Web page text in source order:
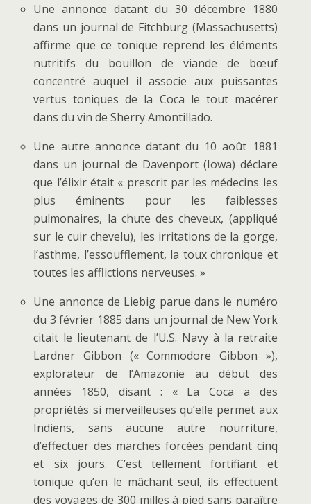
Une annonce datant du 30 décembre 1880
dans un journal de Fitchburg (Massachusetts)
affirme que ce tonique reprend les éléments
nutritifs du bouillon de viande de bœuf
concentré auquel il associe aux puissantes
vertus toniques de la Coca le tout macérer
dans du vin de Sherry Amontillado.
Une autre annonce datant du 10 août 1881
dans un journal de Davenport (Iowa) déclare
que l’élixir était « prescrit par les médecins les
plus éminents pour les faiblesses
pulmonaires, la chute des cheveux, (appliqué
sur le cuir chevelu), les irritations de la gorge,
l’asthme, l’essoufflement, la toux chronique et
toutes les afflictions nerveuses. »
Une annonce de Liebig parue dans le numéro
du 3 février 1885 dans un journal de New York
citait le lieutenant de l’U.S. Navy à la retraite
Lardner Gibbon (« Commodore Gibbon »),
explorateur de l’Amazonie au début des
années 1850, disant : « La Coca a des
propriétés si merveilleuses qu’elle permet aux
Indiens, sans aucune autre nourriture,
d’effectuer des marches forcées pendant cinq
et six jours. C’est tellement fortifiant et
tonique qu’en le mâchant seul, ils effectuent
des voyages de 300 milles à pied sans paraître